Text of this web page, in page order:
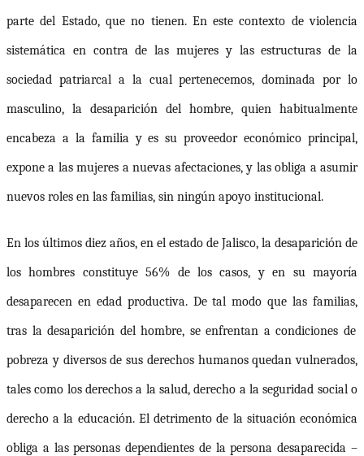
parte del Estado, que no tienen. En este contexto de violencia
sistemática en contra de las mujeres y las estructuras de la
sociedad patriarcal a la cual pertenecemos, dominada por lo
masculino, la desaparición del hombre, quien habitualmente
encabeza a la familia y es su proveedor económico principal,
expone a las mujeres a nuevas afectaciones, y las obliga a asumir
nuevos roles en las familias, sin ningún apoyo institucional.
En los últimos diez años, en el estado de Jalisco, la desaparición de
los hombres constituye 56% de los casos, y en su mayoría
desaparecen en edad productiva. De tal modo que las familias,
tras la desaparición del hombre, se enfrentan a condiciones de
pobreza y diversos de sus derechos humanos quedan vulnerados,
tales como los derechos a la salud, derecho a la seguridad social o
derecho a la educación. El detrimento de la situación económica
obliga a las personas dependientes de la persona desaparecida –